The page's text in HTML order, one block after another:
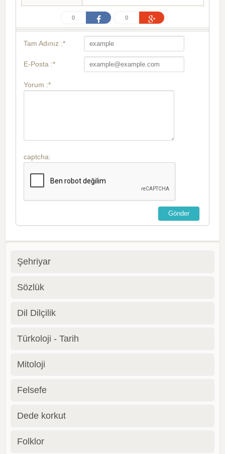
0 0
Tam Adınız :*
E-Posta :*
Yorum :*
captcha:
Şehriyar
Sözlük
Dil Dilçilik
Türkoloji - Tarih
Mitoloji
Felsefe
Dede korkut
Folklor